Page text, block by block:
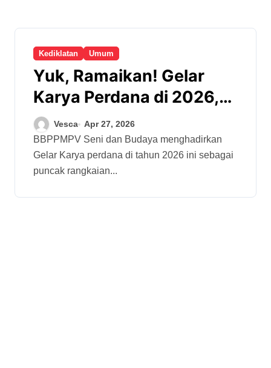
Kediklatan Umum
Yuk, Ramaikan! Gelar
Karya Perdana di 2026,
dari Buah Pikiran Jadi
Karya Inspiratif
Vesca Apr 27, 2026
BBPPMPV Seni dan Budaya menghadirkan
Gelar Karya perdana di tahun 2026 ini sebagai
puncak rangkaian...